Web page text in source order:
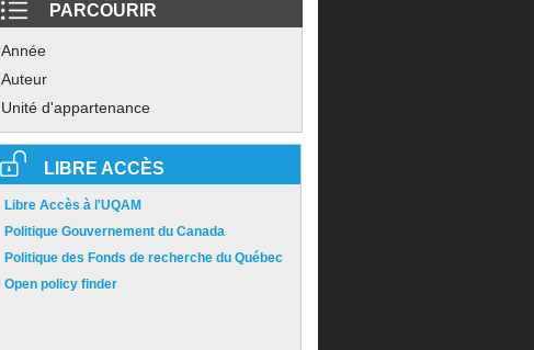
PARCOURIR
Année
Auteur
Unité d'appartenance
LIBRE ACCÈS
Libre Accès à l'UQAM
Politique Gouvernement du Canada
Politique des Fonds de recherche du Québec
Open policy finder